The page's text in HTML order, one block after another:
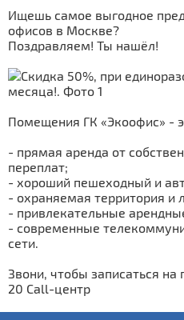
Ищешь самое выгодное
офисов в Москве?
Поздравляем! Ты нашёл!
Помещения ГК «Экоофис» -
- прямая аренда от
переплат;
- хороший пешеходный и
- охраняемая территория и
- привлекательные
- современные
сети.
Звони, чтобы записаться
20 Call-центр